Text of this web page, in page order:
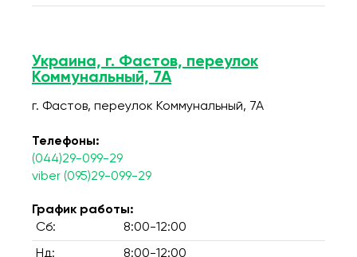
Украина, г. Фастов, переулок
Коммунальный, 7А
г. Фастов, переулок Коммунальный, 7А
Телефоны:
(044)29-099-29
viber (095)29-099-29
График работы:
Сб:
8:00-12:00
Нд: 8:00-12:00